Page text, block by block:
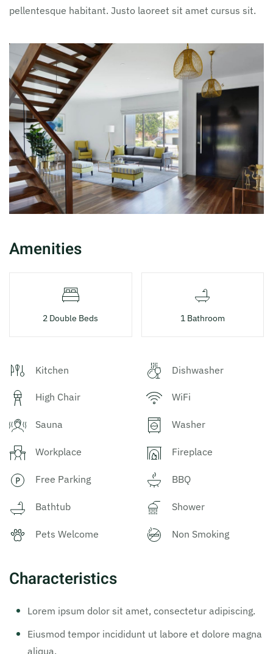
pellentesque habitant. Justo laoreet sit amet cursus sit.
Amenities
2 Double Beds 1 Bathroom
Kitchen Dishwasher
High Chair WiFi
Sauna Washer
Workplace Fireplace
Free Parking BBQ
Bathtub Shower
Pets Welcome Non Smoking
Characteristics
Lorem ipsum dolor sit amet, consectetur adipiscing.
Eiusmod tempor incididunt ut labore et dolore magna
aliqua.